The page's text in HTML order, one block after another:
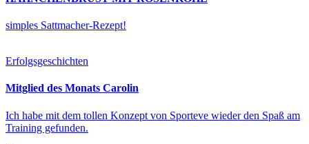
simples Sattmacher-Rezept!
Erfolgsgeschichten
Mitglied des Monats Carolin
Ich habe mit dem tollen Konzept von Sporteve wieder den Spaß am
Training gefunden.